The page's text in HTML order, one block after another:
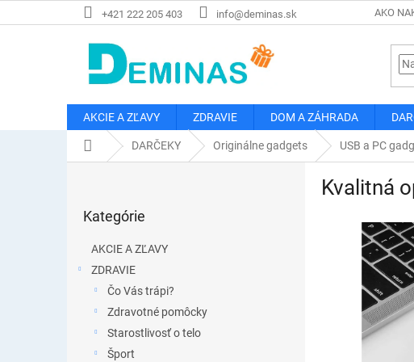
na
+421 222 205 403 info@deminas.sk AKO
AKCIE A ZĽAVY ZDRAVIE DOM A ZÁHRADA
DomovDARČEKY Originálne gadgets USB a PC
kategórie
Kategórie
AKCIE A ZĽAVY
ZDRAVIE
Čo Vás trápi?
Zdravotné pomôcky
Starostlivosť o telo
Šport
Kvalitná